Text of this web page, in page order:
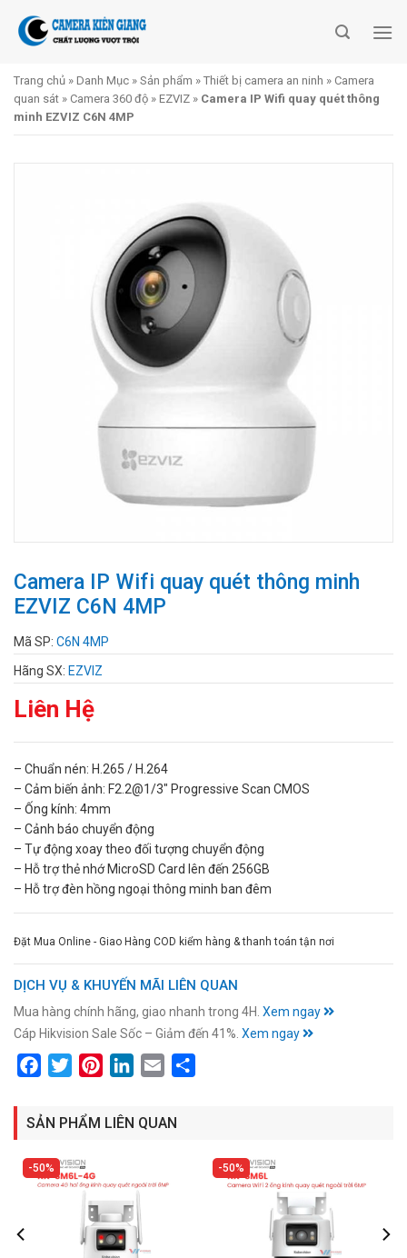
Trang chủ » Danh Mục » Sản phẩm » Thiết bị camera an ninh » Camera
quan sát » Camera 360 độ » EZVIZ » Camera IP Wifi quay quét thông
minh EZVIZ C6N 4MP
Camera IP Wifi quay quét thông minh
EZVIZ C6N 4MP
Mã SP: C6N 4MP
Hãng SX: EZVIZ
Liên Hệ
– Chuẩn nén: H.265 / H.264
– Cảm biến ảnh: F2.2@1/3″ Progressive Scan CMOS
– Ống kính: 4mm
– Cảnh báo chuyển động
– Tự động xoay theo đối tượng chuyển động
– Hỗ trợ thẻ nhớ MicroSD Card lên đến 256GB
– Hỗ trợ đèn hồng ngoại thông minh ban đêm
Đặt Mua Online - Giao Hàng COD kiểm hàng & thanh toán tận nơi
DỊCH VỤ & KHUYẾN MÃI LIÊN QUAN
Mua hàng chính hãng, giao nhanh trong 4H. Xem ngay
Cáp Hikvision Sale Sốc – Giảm đến 41%. Xem ngay
FacebookTwitterPinterestLinkedIn
Email
SẢN PHẨM LIÊN QUAN
50% 50%